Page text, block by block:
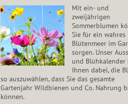
Mit ein- und
zweijährigen
Sommerblumen
Sie für ein wahres
Blütenmeer im
sorgen. Unser
und
Ihnen dabei, die
so auszuwählen, dass Sie das gesamte
Gartenjahr Wildbienen und Co. Nahrung
können.